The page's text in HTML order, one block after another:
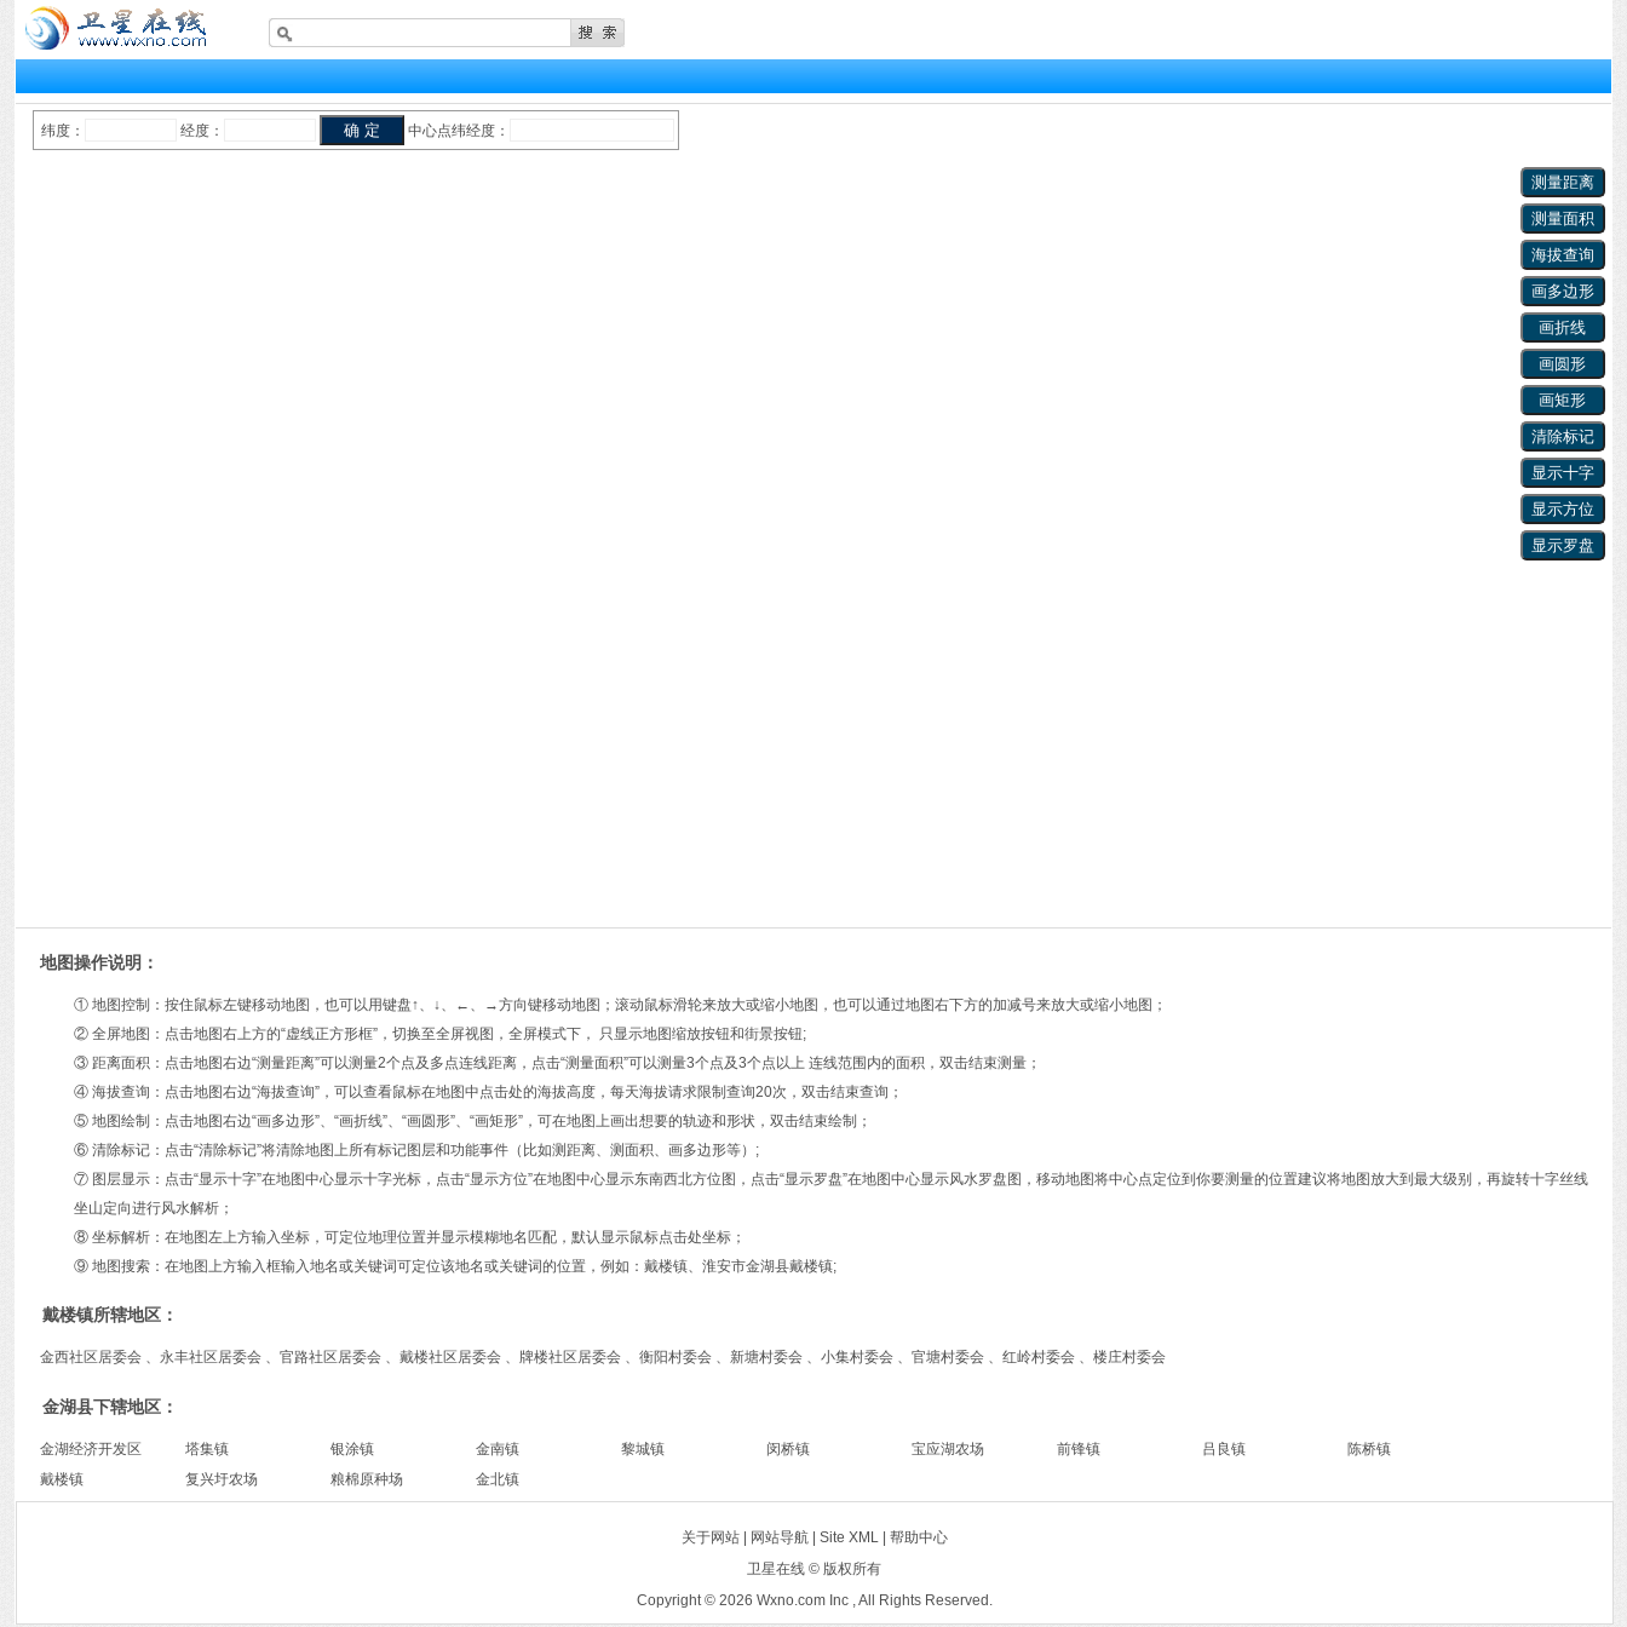
纬度： 经度： 中心点纬经度：
地图操作说明：
① 地图控制：按住鼠标左键移动地图，也可以用键盘↑、↓、←、→方向键移动地图；滚动鼠标滑轮来放大或缩小地图，也可以通过地图右下方的加减号来放大或缩小地图；
② 全屏地图：点击地图右上方的“虚线正方形框”，切换至全屏视图，全屏模式下， 只显示地图缩放按钮和街景按钮;
③ 距离面积：点击地图右边“测量距离”可以测量2个点及多点连线距离，点击“测量面积”可以测量3个点及3个点以上 连线范围内的面积，双击结束测量；
④ 海拔查询：点击地图右边“海拔查询”，可以查看鼠标在地图中点击处的海拔高度，每天海拔请求限制查询20次，双击结束查询；
⑤ 地图绘制：点击地图右边“画多边形”、“画折线”、“画圆形”、“画矩形”，可在地图上画出想要的轨迹和形状，双击结束绘制；
⑥ 清除标记：点击“清除标记”将清除地图上所有标记图层和功能事件（比如测距离、测面积、画多边形等）;
⑦ 图层显示：点击“显示十字”在地图中心显示十字光标，点击“显示方位”在地图中心显示东南西北方位图，点击“显示罗盘”在地图中心显示风水罗盘图，移动地图将中心点定位到你要测量的位置建议将地图放大到最大级别，再旋转十字丝线
坐山定向进行风水解析；
⑧ 坐标解析：在地图左上方输入坐标，可定位地理位置并显示模糊地名匹配，默认显示鼠标点击处坐标；
⑨ 地图搜索：在地图上方输入框输入地名或关键词可定位该地名或关键词的位置，例如：戴楼镇、淮安市金湖县戴楼镇;
戴楼镇所辖地区：
金西社区居委会 、永丰社区居委会 、官路社区居委会 、戴楼社区居委会 、牌楼社区居委会 、衡阳村委会 、新塘村委会 、小集村委会 、官塘村委会 、红岭村委会 、楼庄村委会
金湖县下辖地区：
金湖经济开发区 塔集镇 银涂镇 金南镇 黎城镇 闵桥镇 宝应湖农场 前锋镇 吕良镇
陈桥镇
戴楼镇
复兴圩农场 粮棉原种场 金北镇
关于网站 | 网站导航| Site XML| 帮助中心
卫星在线 © 版权所有
Copyright © 2026 Wxno.com Inc , All Rights Reserved.